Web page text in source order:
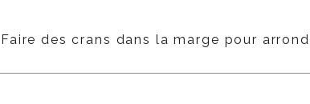
Faire des crans dans la marge pour